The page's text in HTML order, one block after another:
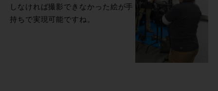
しなければ撮影できなかった絵が手
持ちで実現可能ですね。